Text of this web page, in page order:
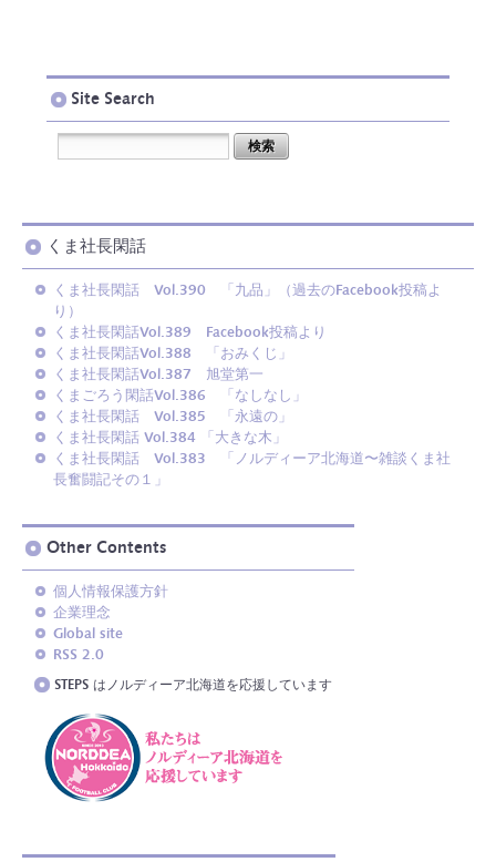
Site Search
くま社長閑話
くま社長閑話 Vol.390 「九品」（過去のFacebook投稿よ
り）
くま社長閑話Vol.389 Facebook投稿より
くま社長閑話Vol.388 「おみくじ」
くま社長閑話Vol.387 旭堂第一
くまごろう閑話Vol.386 「なしなし」
くま社長閑話 Vol.385 「永遠の」
くま社長閑話 Vol.384 「大きな木」
くま社長閑話 Vol.383 「ノルディーア北海道〜雑談くま社
長奮闘記その１」
Other Contents
個人情報保護方針
企業理念
Global site
RSS 2.0
STEPS はノルディーア北海道を応援しています